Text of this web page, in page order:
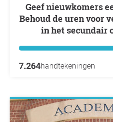
Geef nieuwkomers een echte kans:
Behoud de uren voor
in het secundair
7.264handtekeningen